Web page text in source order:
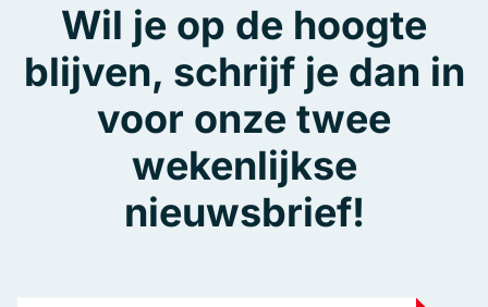
Wil je op de hoogte
blijven, schrijf je dan in
voor onze twee
wekenlijkse
nieuwsbrief!